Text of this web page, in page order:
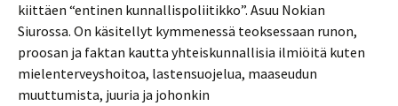
kiittäen “entinen kunnallispoliitikko”. Asuu Nokian
Siurossa. On käsitellyt kymmenessä teoksessaan runon,
proosan ja faktan kautta yhteiskunnallisia ilmiöitä kuten
mielenterveyshoitoa, lastensuojelua, maaseudun
muuttumista, juuria ja johonkin